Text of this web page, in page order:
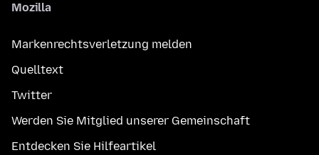
Mozilla
Markenrechtsverletzung melden
Quelltext
Twitter
Werden Sie Mitglied unserer Gemeinschaft
Entdecken Sie Hilfeartikel